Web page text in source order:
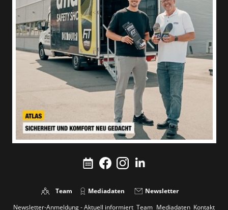
Team Mediadaten
Newsletter
Newsletter-Anmeldung - Aktuell informiert Team Mediadaten Kontakt